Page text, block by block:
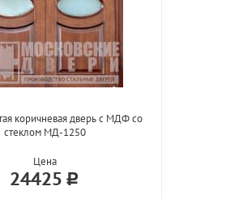
коричневая дверь с МДФ со
стеклом МД-1250
Цена
24425